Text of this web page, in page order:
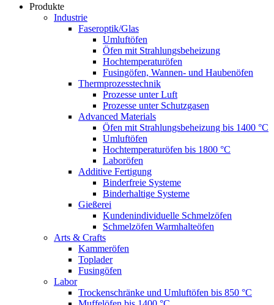
Produkte
Industrie
Faseroptik/Glas
Umluftöfen
Öfen mit Strahlungsbeheizung
Hochtemperaturöfen
Fusingöfen, Wannen- und Haubenöfen
Thermprozesstechnik
Prozesse unter Luft
Prozesse unter Schutzgasen
Advanced Materials
Öfen mit Strahlungsbeheizung bis 1400 °C
Umluftöfen
Hochtemperaturöfen bis 1800 °C
Laboröfen
Additive Fertigung
Binderfreie Systeme
Binderhaltige Systeme
Gießerei
Kundenindividuelle Schmelzöfen
Schmelzöfen Warmhalteöfen
Arts & Crafts
Kammeröfen
Toplader
Fusingöfen
Labor
Trockenschränke und Umluftöfen bis 850 °C